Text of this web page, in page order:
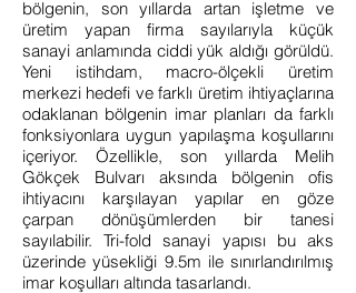
bölgenin, son yıllarda artan işletme ve
üretim yapan firma sayılarıyla küçük
sanayi anlamında ciddi yük aldığı görüldü.
Yeni istihdam, macro-ölçekli üretim
merkezi hedefi ve farklı üretim ihtiyaçlarına
odaklanan bölgenin imar planları da farklı
fonksiyonlara uygun yapılaşma koşullarını
içeriyor. Özellikle, son yıllarda Melih
Gökçek Bulvarı aksında bölgenin ofis
ihtiyacını karşılayan yapılar en göze
çarpan dönüşümlerden bir tanesi
sayılabilir. Tri-fold sanayi yapısı bu aks
üzerinde yüsekliği 9.5m ile sınırlandırılmış
imar koşulları altında tasarlandı.